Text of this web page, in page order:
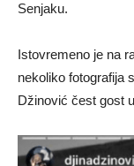
Senjaku.
Istovremeno je na
nekoliko fotografija
Džinović čest gost